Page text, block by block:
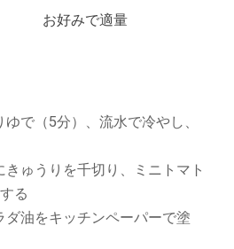
お好みで適量
で（5分）、流水で冷やし、
きゅうりを千切り、ミニトマト
る
ダ油をキッチンペーパーで塗